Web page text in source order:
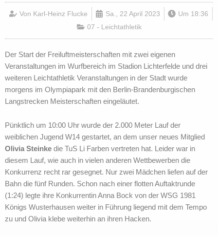
Von Karl-Heinz Flucke Sa., 22 April 2023 Um 18:36
07 - Leichtathletik
Der Start der Freiluftmeisterschaften mit zwei eigenen
Veranstaltungen im Wurfbereich im Stadion Lichterfelde und drei
weiteren Leichtathletik Veranstaltungen in der Stadt wurde
morgens im Olympiapark mit den Berlin-Brandenburgischen
Langstrecken Meisterschaften eingeläutet.
Pünktlich um 10:00 Uhr wurde der 2.000 Meter Lauf der
weiblichen Jugend W14 gestartet, an dem unser neues Mitglied
Olivia Steinke die TuS Li Farben vertreten hat. Leider war in
diesem Lauf, wie auch in vielen anderen Wettbewerben die
Konkurrenz recht rar gesegnet. Nur zwei Mädchen liefen auf der
Bahn die fünf Runden. Schon nach einer flotten Auftaktrunde
(1:24) legte ihre Konkurrentin Anna Bock von der WSG 1981
Königs Wusterhausen weiter in Führung liegend mit dem Tempo
zu und Olivia klebe weiterhin an ihren Hacken.